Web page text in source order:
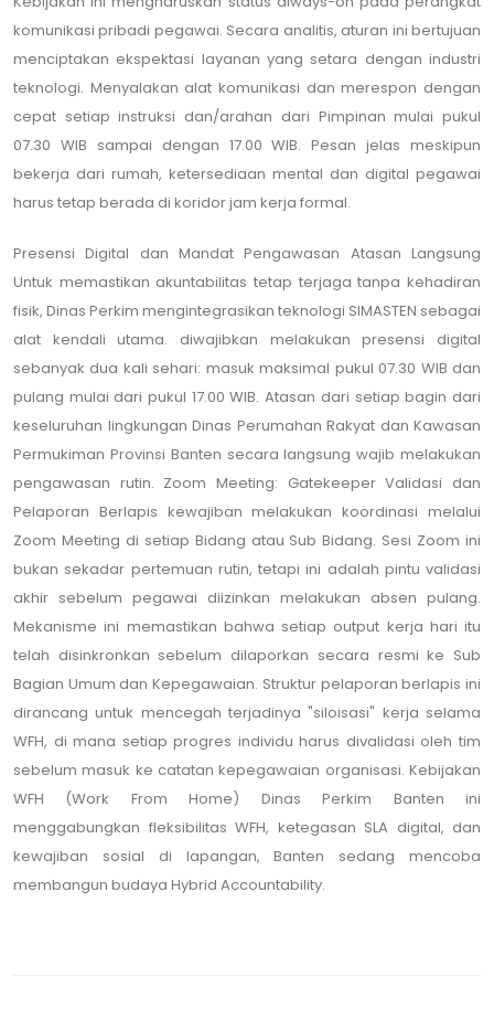
komunikasi pribadi pegawai. Secara analitis, aturan ini bertujuan
menciptakan ekspektasi layanan yang setara dengan industri
teknologi. Menyalakan alat komunikasi dan merespon dengan
cepat setiap instruksi dan/arahan dari Pimpinan mulai pukul
07.30 WIB sampai dengan 17.00 WIB. Pesan jelas meskipun
bekerja dari rumah, ketersediaan mental dan digital pegawai
harus tetap berada di koridor jam kerja formal.
Presensi Digital dan Mandat Pengawasan Atasan Langsung
Untuk memastikan akuntabilitas tetap terjaga tanpa kehadiran
fisik, Dinas Perkim mengintegrasikan teknologi SIMASTEN sebagai
alat kendali utama. diwajibkan melakukan presensi digital
sebanyak dua kali sehari: masuk maksimal pukul 07.30 WIB dan
pulang mulai dari pukul 17.00 WIB. Atasan dari setiap bagin dari
keseluruhan lingkungan Dinas Perumahan Rakyat dan Kawasan
Permukiman Provinsi Banten secara langsung wajib melakukan
pengawasan rutin. Zoom Meeting: Gatekeeper Validasi dan
Pelaporan Berlapis kewajiban melakukan koordinasi melalui
Zoom Meeting di setiap Bidang atau Sub Bidang. Sesi Zoom ini
bukan sekadar pertemuan rutin, tetapi ini adalah pintu validasi
akhir sebelum pegawai diizinkan melakukan absen pulang.
Mekanisme ini memastikan bahwa setiap output kerja hari itu
telah disinkronkan sebelum dilaporkan secara resmi ke Sub
Bagian Umum dan Kepegawaian. Struktur pelaporan berlapis ini
dirancang untuk mencegah terjadinya "siloisasi" kerja selama
WFH, di mana setiap progres individu harus divalidasi oleh tim
sebelum masuk ke catatan kepegawaian organisasi. Kebijakan
WFH (Work From Home) Dinas Perkim Banten ini
menggabungkan fleksibilitas WFH, ketegasan SLA digital, dan
kewajiban sosial di lapangan, Banten sedang mencoba
membangun budaya Hybrid Accountability.